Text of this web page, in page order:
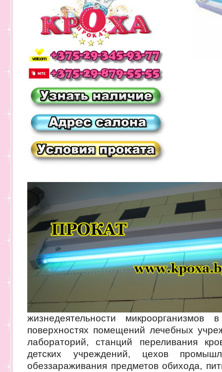
жизнедеятельности
поверхностях помещений лечебных
лабораторий, станций переливания
детских учреждений, цехов
обеззараживания предметов обихода,